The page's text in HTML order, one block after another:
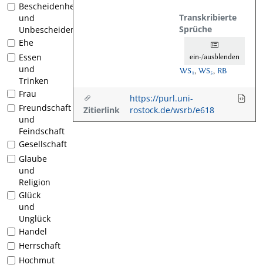
Bescheidenheit
und
Unbescheidenheit
Ehe
Essen
und
Trinken
Frau
Freundschaft
und
Feindschaft
Gesellschaft
Glaube
und
Religion
Glück
und
Unglück
Handel
Herrschaft
Hochmut
Transkribierte
Sprüche
ein-/ausblenden
WS₁, WS₅, RB
Zitierlink
https://purl.uni-
rostock.de/wsrb/e618